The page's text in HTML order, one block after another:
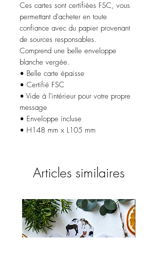
Ces cartes sont certifiées FSC, vous
permettant d'acheter en toute
confiance avec du papier provenant
de sources responsables.
Comprend une belle enveloppe
blanche vergée.
• Belle carte épaisse
• Certifié FSC
• Vide à l'intérieur pour votre propre
message
• Enveloppe incluse
• H148 mm x L105 mm
Articles similaires